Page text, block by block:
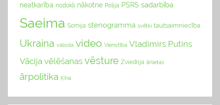
neatkarība nodokļi nākotne Polija PSRS sadarbība
Saeima Somija stenogramma svētki tautsaimniecība
Ukraina valoda video Vienotība Vladimirs Putins
Vācija vēlēšanas vēsture Zviedrija ārlietas
ārpolitika Ķīna